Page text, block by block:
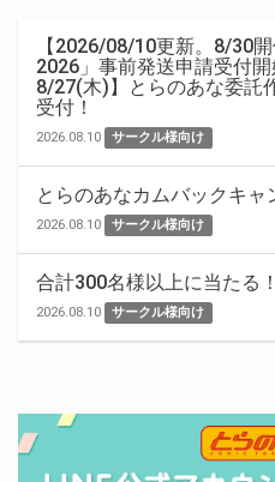
【2026/08/10更新。8/30
2026」事前発送申請受付
8/27(木)】とらのあな委託
受付！
2026.08.10 サークル様向け
とらのあなカムバックキャ
2026.08.10 サークル様向け
合計300名様以上に当たる
2026.08.10 サークル様向け